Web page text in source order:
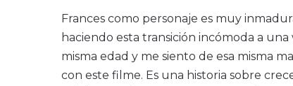
Frances como personaje es muy
haciendo esta transición incómoda a
misma edad y me siento de esa misma
con este filme. Es una historia sobre